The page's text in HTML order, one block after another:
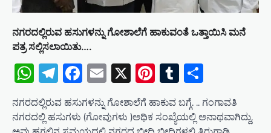
ನಗರದಲ್ಲಿರುವ ಹಸುಗಳನ್ನು ಗೋಶಾಲೆಗೆ ಹಾಕುವಂತೆ ಒತ್ತಾಯಿಸಿ ಮನೆ
ಪತ್ರ ಸಲ್ಲಿಸಲಾಯಿತು….
WhatsApp
Telegram
Facebook
Email
X Pinterest
Tumblr
ನಗರದಲ್ಲಿರುವ ಹಸುಗಳನ್ನು ಗೋಶಾಲೆಗೆ ಹಾಕುವ ಬಗ್ಗೆ. .. ಗಂಗಾವತಿ
ನಗರದಲ್ಲಿ ಹಸುಗಳು (ಗೋವುಗಳು )ಅಧಿಕ ಸಂಖ್ಯೆಯಲ್ಲಿ ಅನಾಥವಾಗಿದ್ದು,